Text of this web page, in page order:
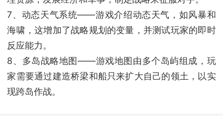
7、动态天气系统——游戏介绍动态天气，如风暴和
海啸，这增加了战略规划的变量，并测试玩家的即时
反应能力。
8、多岛战略地图——游戏地图由多个岛屿组成，玩
家需要通过建造桥梁和船只来扩大自己的领土，以实
现跨岛作战。